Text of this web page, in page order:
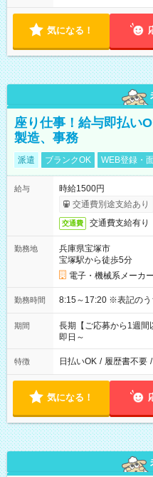
気になる！
座り仕事！給与即払い
製造、事務
派遣 ブランクOK WEB登録・
給与
時給1500円
交通費別途支給あり
交通費 交通費支給有り
勤務地
兵庫県宝塚市
宝塚駅から徒歩5分
電子・機械系メーカー
勤務時間 8:15～17:20 ※
期間
長期【ご応募から1週間
即日～
特徴 日払いOK / 履歴書不要 /
気になる！